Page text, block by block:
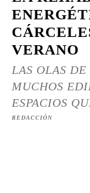
VERANO
LAS OLAS
MUCHOS
ESPACIOS
REDACCIÓN